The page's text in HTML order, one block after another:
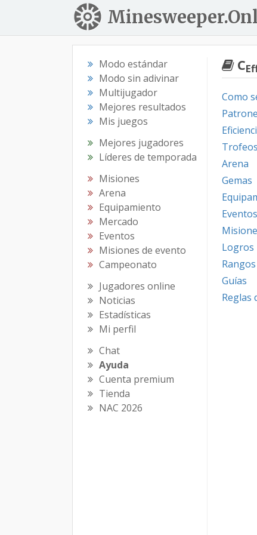
Modo estándar
Modo sin adivinar
Multijugador
Mejores resultados
Mis juegos
Mejores jugadores
Líderes de temporada
Misiones
Arena
Equipamiento
Mercado
Eventos
Misiones de evento
Campeonato
Jugadores online
Noticias
Estadísticas
Mi perfil
Chat
Ayuda
Cuenta premium
Tienda
NAC 2026
C
Como
Trofeos
Arena
Gemas
Eventos
Logros
Rangos
Guías
Reglas